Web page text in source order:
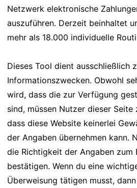
Netzwerk elektronische
auszuführen. Derzeit beinhaltet
mehr als 18.000 individuelle
Dieses Tool dient ausschließlich
Informationszwecken. Obwohl
wird, dass die zur Verfügung
sind, müssen Nutzer dieser Seite
dass diese Website keinerlei
der Angaben übernehmen kann.
die Richtigkeit der Angaben zum
bestätigen. Wenn du eine
Überweisung tätigen musst,